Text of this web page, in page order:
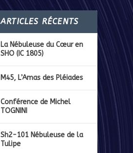
ARTICLES RÉCENTS
La Nébuleuse du Cœur en
SHO (IC 1805)
M45, L’Amas des Pléiades
Conférence de Michel
TOGNINI
Sh2-101 Nébuleuse de la
Tulipe